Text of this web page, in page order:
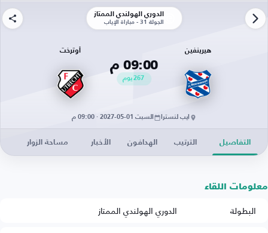
الدوري الهولندي الممتاز
الجولة 31 - مباراة الإياب
هيرينفين
09:00 م
267يوم
أوترخت
ايب لنسترا السبت 01-05-2027 · 09:00 م
التفاصيل الترتيب الهدافون الأخبار مساحة الزوار
معلومات اللقاء
البطولة
الدوري الهولندي الممتاز